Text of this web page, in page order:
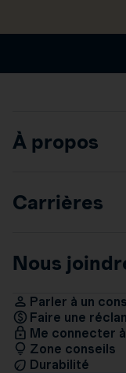
À propos
Carrières
Nous
Parler à un
Faire une
Me connecter
Zone conseils
Durabilité